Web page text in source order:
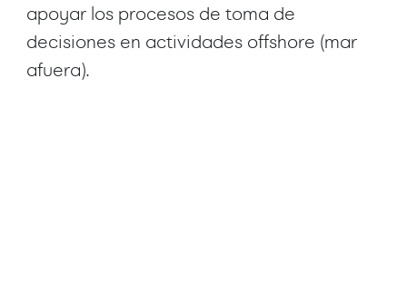
apoyar los procesos de toma de
decisiones en actividades offshore (mar
afuera).